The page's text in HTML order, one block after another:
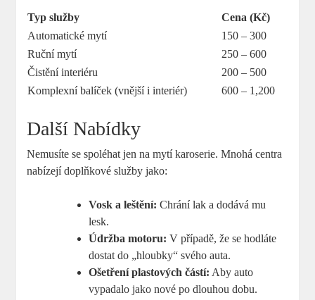
Typ služby
Cena (Kč)
Automatické mytí
150 – 300
Ruční mytí
250 – 600
Čistění interiéru
200 – 500
Komplexní balíček (vnější i interiér)
600 – 1,200
Další Nabídky
Nemusíte se spoléhat jen na mytí karoserie. Mnohá centra
nabízejí doplňkové služby jako:
Vosk a leštění: Chrání lak a dodává mu
lesk.
Údržba motoru: V případě, že se hodláte
dostat do „hloubky“ svého auta.
Ošetření plastových částí: Aby auto
vypadalo jako nové po dlouhou dobu.